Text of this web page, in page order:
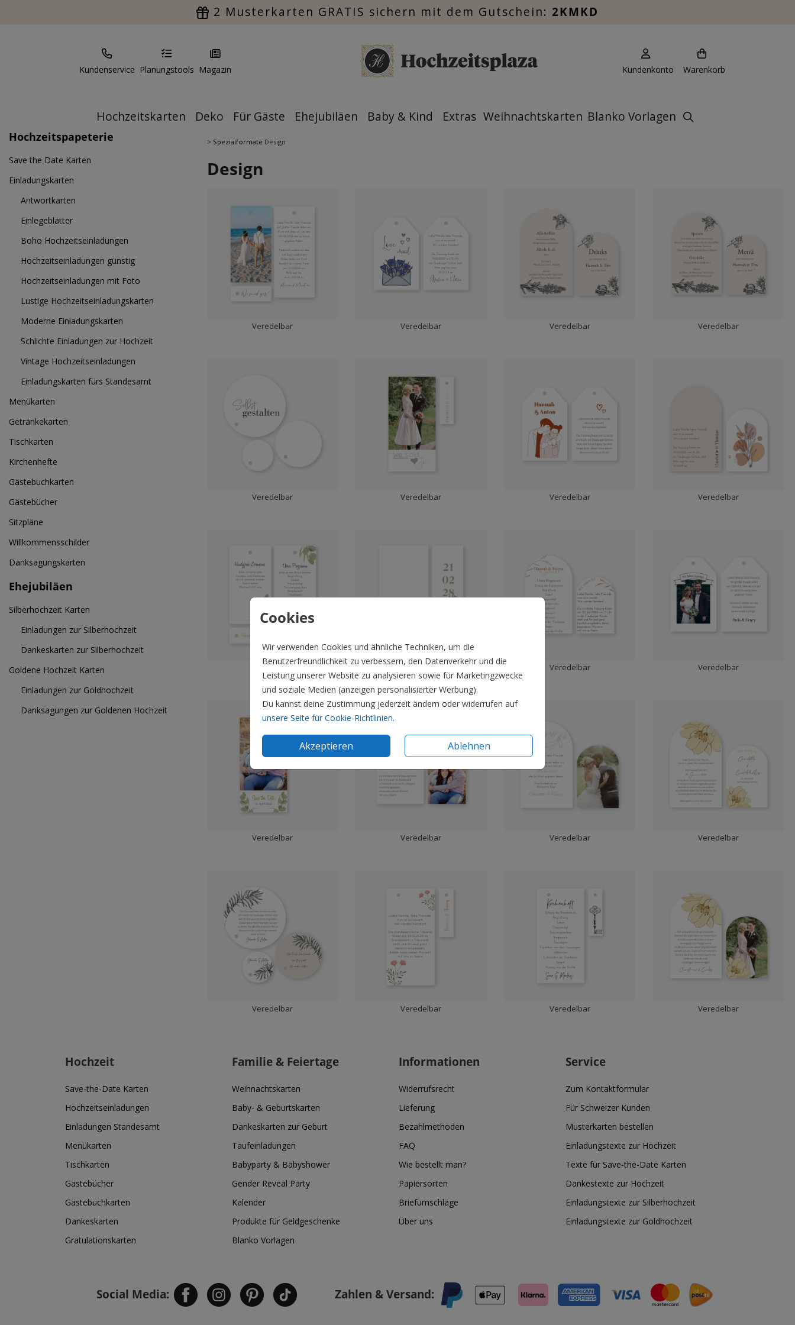
2 Musterkarten GRATIS sichern mit dem Gutschein: 2KMKD
Kundenservice Planungstools Magazin Kundenkonto Warenkorb
Hochzeitskarten Deko Für Gäste Ehejubiläen Baby & Kind Extras Weihnachtskarten Blanko Vorlagen
Cookies
Wir verwenden Cookies und ähnliche Techniken, um die
Benutzerfreundlichkeit zu verbessern, den Datenverkehr und die
Leistung unserer Website zu analysieren sowie für Marketingzwecke
und soziale Medien (anzeigen personalisierter Werbung).
Du kannst deine Zustimmung jederzeit ändern oder widerrufen auf
unsere Seite für Cookie-Richtlinien.
Akzeptieren Ablehnen
Hochzeitspapeterie
Save the Date Karten
Einladungskarten
Antwortkarten
Einlegeblätter
Boho Hochzeitseinladungen
Hochzeitseinladungen günstig
Hochzeitseinladungen mit Foto
Lustige Hochzeitseinladungskarten
Moderne Einladungskarten
Schlichte Einladungen zur Hochzeit
Vintage Hochzeitseinladungen
Einladungskarten fürs Standesamt
Menükarten
Getränkekarten
Tischkarten
Kirchenhefte
Gästebuchkarten
Gästebücher
Sitzpläne
Willkommensschilder
Danksagungskarten
Ehejubiläen
Silberhochzeit Karten
Einladungen zur Silberhochzeit
Dankeskarten zur Silberhochzeit
Goldene Hochzeit Karten
Einladungen zur Goldhochzeit
Danksagungen zur Goldenen Hochzeit
> Spezialformate Design
Design
Veredelbar Veredelbar Veredelbar Veredelbar
Veredelbar Veredelbar Veredelbar Veredelbar
Veredelbar Veredelbar Veredelbar Veredelbar
Veredelbar Veredelbar Veredelbar Veredelbar
Veredelbar Veredelbar Veredelbar Veredelbar
Hochzeit
Save-the-Date Karten
Hochzeitseinladungen
Einladungen Standesamt
Menükarten
Tischkarten
Gästebücher
Gästebuchkarten
Dankeskarten
Gratulationskarten
Familie & Feiertage
Weihnachtskarten
Baby- & Geburtskarten
Dankeskarten zur Geburt
Taufeinladungen
Babyparty & Babyshower
Gender Reveal Party
Kalender
Produkte für Geldgeschenke
Blanko Vorlagen
Informationen
Widerrufsrecht
Lieferung
Bezahlmethoden
FAQ
Wie bestellt man?
Papiersorten
Briefumschläge
Über uns
Service
Zum Kontaktformular
Für Schweizer Kunden
Musterkarten bestellen
Einladungstexte zur Hochzeit
Texte für Save-the-Date Karten
Dankestexte zur Hochzeit
Einladungstexte zur Silberhochzeit
Einladungstexte zur Goldhochzeit
Social Media: Zahlen & Versand: